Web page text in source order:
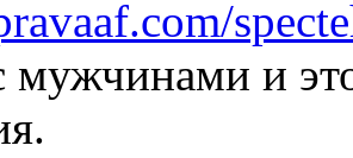
мужчинами и